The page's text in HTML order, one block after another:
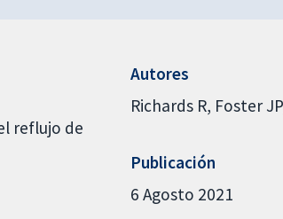
reflujo de
Autores
Richards R Foster JP
Publicación
6 Agosto 2021